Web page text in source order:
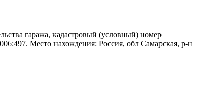
гаража, кадастровый (условный) номер
Место нахождения: Россия, обл Самарская, р-н